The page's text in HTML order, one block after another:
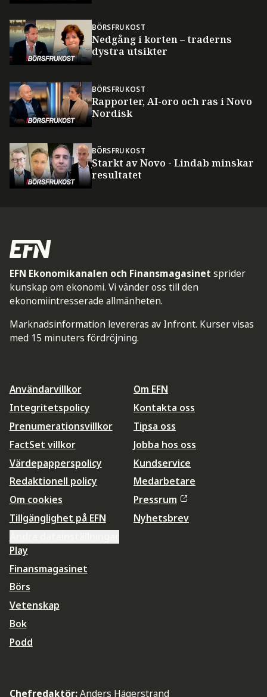
BÖRSFRUKOST
Nedgång i korten – traderns
dystra utsikter
BÖRSFRUKOST
Rapporter, AI-oro och ras i Novo
Nordisk
BÖRSFRUKOST
Starkt av Novo - Lindab minskar
resultatet
EFN Ekonomikanalen och Finansmagasinet sprider
kunskap om ekonomi. Vi vänder oss till den
ekonomiintresserade allmänheten.
Marknadsinformation levereras av Infront. Kurser visas
med 15 minuters fördröjning.
Användarvillkor
Integritetspolicy
Prenumerationsvillkor
FactSet villkor
Värdepapperspolicy
Redaktionell policy
Om cookies
Tillgänglighet på EFN
Om EFN
Kontakta oss
Tipsa oss
Jobba hos oss
Kundservice
Medarbetare
Pressrum
Nyhetsbrev
Play
Finansmagasinet
Börs
Vetenskap
Bok
Podd
Chefredaktör:Anders Hägerstrand